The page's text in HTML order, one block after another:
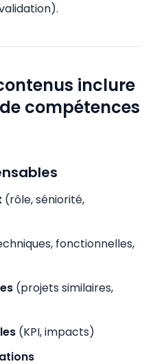
inclure
compétences
(rôle, séniorité,
fonctionnelles,
(projets similaires,
(KPI, impacts)